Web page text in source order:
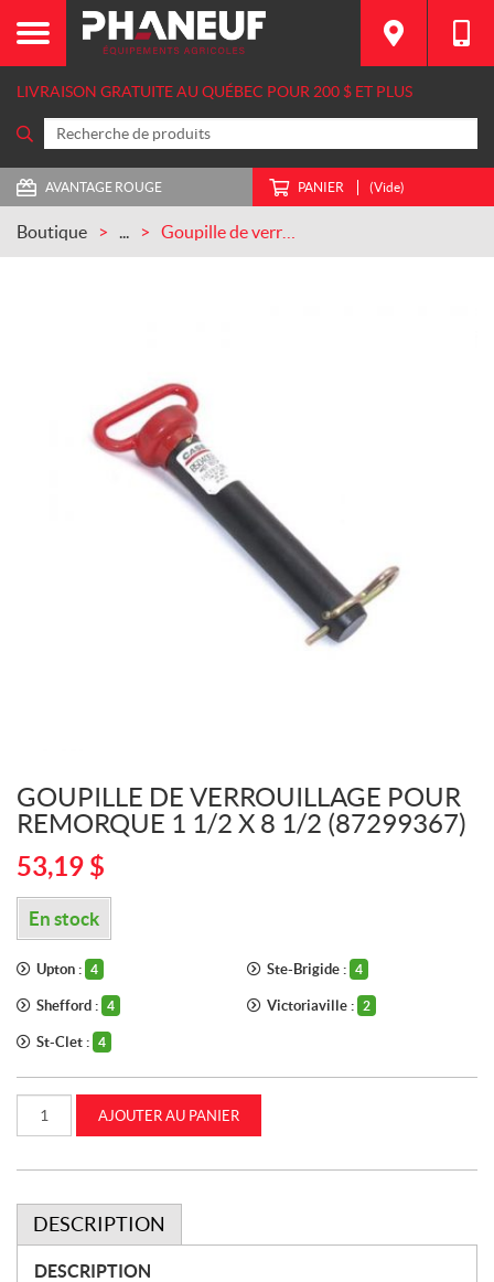
LIVRAISON GRATUITE AU QUÉBEC POUR 200 $ ET PLUS
AVANTAGE ROUGE PANIER (Vide)
Boutique ...
GOUPILLE DE VERROUILLAGE POUR
REMORQUE 1 1/2 X 8 1/2 (87299367)
53,19 $
En stock
Upton : 4 Ste-Brigide : 4
Shefford : 4 Victoriaville : 2
St-Clet : 4
Goupille
verrouillage
remorque
1/2
x
AJOUTER AU PANIER
DESCRIPTION
DESCRIPTION